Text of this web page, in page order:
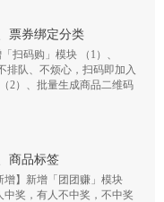
票券绑定分类
扫码购」模块 （1）、
排队、不烦心，扫码即加入
2）、批量生成商品二维码
商品标签
增】新增「团团赚」模块
中奖，有人不中奖，不中奖